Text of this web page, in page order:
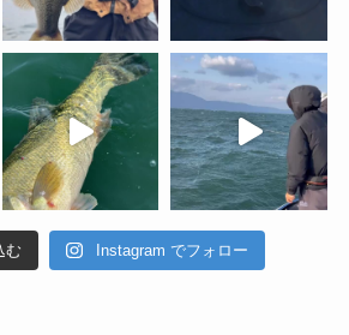
む Instagram でフォロー